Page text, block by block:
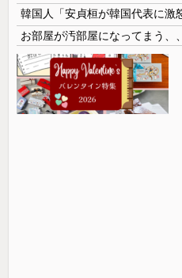
お部屋が汚部屋になってまう、、